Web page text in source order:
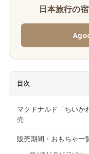
日本旅行の
目次
マクドナルド「ちいか
売
販売期間・おもちゃ一